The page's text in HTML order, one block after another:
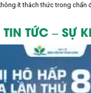
ít thách thức trong chẩn
TIN TỨC – SỰ